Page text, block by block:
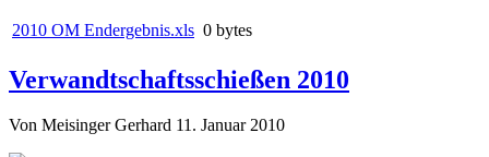
2010 OM Endergebnis.xls 0 bytes
Verwandtschaftsschießen 2010
Von Meisinger Gerhard 11. Januar 2010